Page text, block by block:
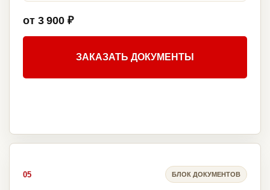
от 3 900 ₽
ЗАКАЗАТЬ ДОКУМЕНТЫ
05 БЛОК ДОКУМЕНТОВ